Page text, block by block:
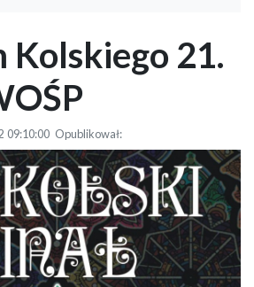
Kolskiego 21.
09:10:00 Opublikował: